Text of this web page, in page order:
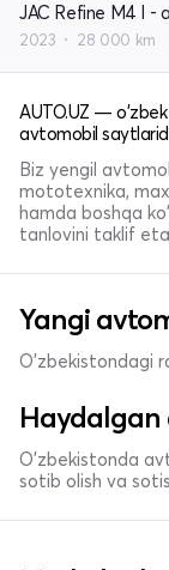
JAC Refine M4 I -
2023 28 000 km
AUTO.UZ —
avtomobil
Biz yengil
mototexnika,
hamda boshqa
tanlovini taklif
Yangi
O'zbekistondagi
O'zbekistonda
sotib olish va